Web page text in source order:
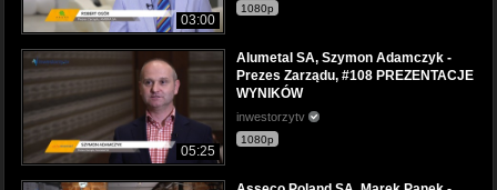
03:00
1080p
05:25
Alumetal SA, Szymon Adamczyk -
Prezes Zarządu, #108 PREZENTACJE
WYNIKÓW
inwestorzytv
1080p